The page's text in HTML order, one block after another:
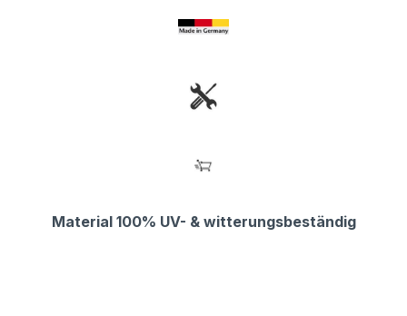
Material 100% UV- & witterungsbeständig